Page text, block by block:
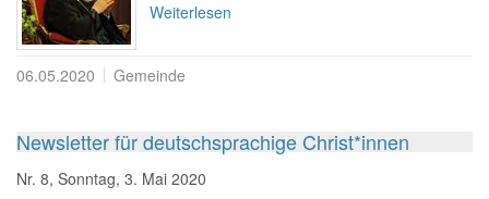
Weiterlesen
06.05.2020 Gemeinde
Newsletter für deutschsprachige Christ*innen
Nr. 8, Sonntag, 3. Mai 2020